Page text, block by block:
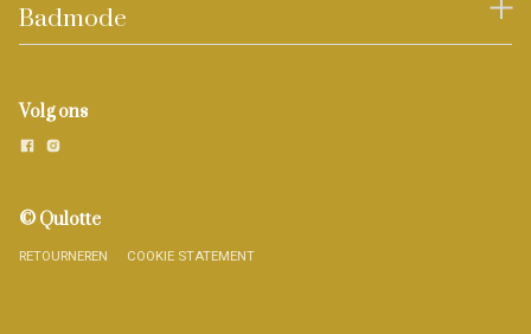
Badmode
Volg ons
© Qulotte
RETOURNEREN COOKIE STATEMENT